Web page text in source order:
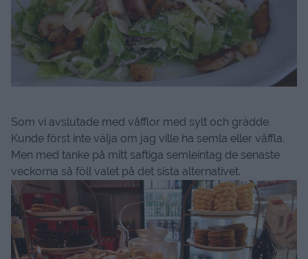
Som vi avslutade med våfflor med sylt och grädde.
Kunde först inte välja om jag ville ha semla eller våffla.
Men med tanke på mitt saftiga semleintag de senaste
veckorna så föll valet på det sista alternativet.